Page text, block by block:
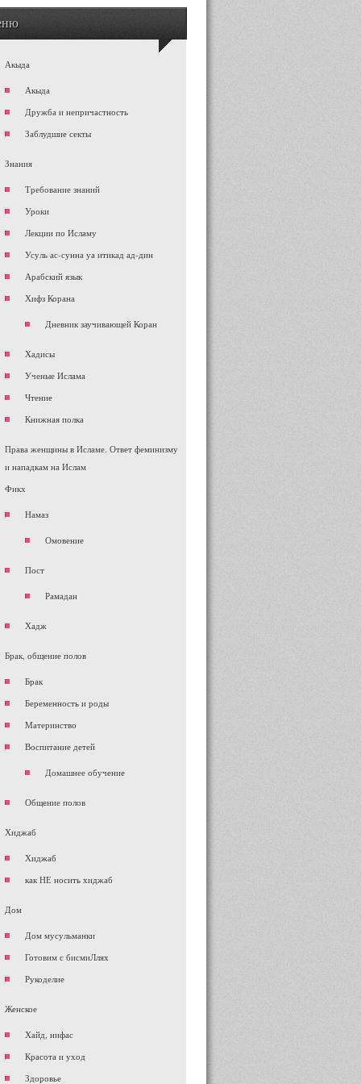
Акыда
Акыда
Дружба и непричастность
Заблудшие секты
Знания
Требование знаний
Уроки
Лекции по Исламу
Усуль ас-сунна уа итикад ад-дин
Арабский язык
Хифз Корана
Дневник заучивающей Коран
Хадисы
Ученые Ислама
Чтение
Книжная полка
Права женщины в Исламе. Ответ феминизму
и нападкам на Ислам
Фикх
Намаз
Омовение
Пост
Рамадан
Хадж
Брак, общение полов
Брак
Беременность и роды
Материнство
Воспитание детей
Домашнее обучение
Общение полов
Хиджаб
Хиджаб
как НЕ носить хиджаб
Дом
Дом мусульманки
Готовим с бисмиЛлях
Рукоделие
Женское
Хайд, нифас
Красота и уход
Здоровье